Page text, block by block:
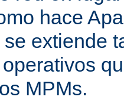
hace
extiende
MPMs.